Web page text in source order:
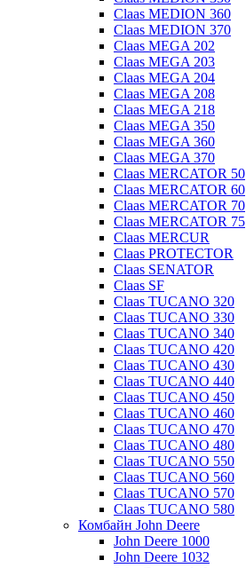
Claas MEDION 360
Claas MEDION 370
Claas MEGA 202
Claas MEGA 203
Claas MEGA 204
Claas MEGA 208
Claas MEGA 218
Claas MEGA 350
Claas MEGA 360
Claas MEGA 370
Claas MERCATOR 50
Claas MERCATOR 60
Claas MERCATOR 70
Claas MERCATOR 75
Claas MERCUR
Claas PROTECTOR
Claas SENATOR
Claas SF
Claas TUCANO 320
Claas TUCANO 330
Claas TUCANO 340
Claas TUCANO 420
Claas TUCANO 430
Claas TUCANO 440
Claas TUCANO 450
Claas TUCANO 460
Claas TUCANO 470
Claas TUCANO 480
Claas TUCANO 550
Claas TUCANO 560
Claas TUCANO 570
Claas TUCANO 580
Комбайн John Deere
John Deere 1000
John Deere 1032